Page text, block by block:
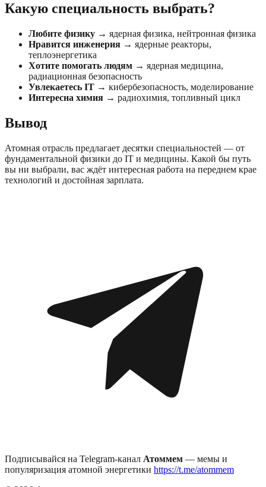
Какую специальность выбрать?
Любите физику → ядерная физика, нейтронная физика
Нравится инженерия → ядерные реакторы,
теплоэнергетика
Хотите помогать людям → ядерная медицина,
радиационная безопасность
Увлекаетесь IT → кибербезопасность, моделирование
Интересна химия → радиохимия, топливный цикл
Вывод
Атомная отрасль предлагает десятки специальностей — от
фундаментальной физики до IT и медицины. Какой бы путь
вы ни выбрали, вас ждёт интересная работа на переднем крае
технологий и достойная зарплата.
Подписывайся на Telegram-канал Атоммем — мемы и
популяризация атомной энергетики https://t.me/atommem